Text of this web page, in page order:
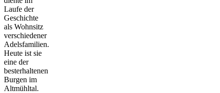
Laufe der
Geschichte
als Wohnsitz
verschiedener
Adelsfamilien.
Heute ist sie
eine der
besterhaltenen
Burgen im
Altmühltal.